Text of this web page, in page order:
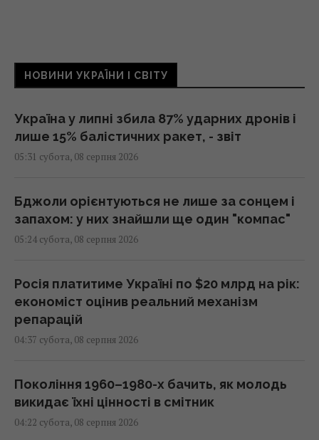
НОВИНИ УКРАЇНИ І СВІТУ
Україна у липні збила 87% ударних дронів і
лише 15% балістичних ракет, - звіт
05:31 субота, 08 серпня 2026
Бджоли орієнтуються не лише за сонцем і
запахом: у них знайшли ще один "компас"
05:24 субота, 08 серпня 2026
Росія платитиме Україні по $20 млрд на рік:
економіст оцінив реальний механізм
репарацій
04:37 субота, 08 серпня 2026
Покоління 1960–1980-х бачить, як молодь
викидає їхні цінності в смітник
04:22 субота, 08 серпня 2026